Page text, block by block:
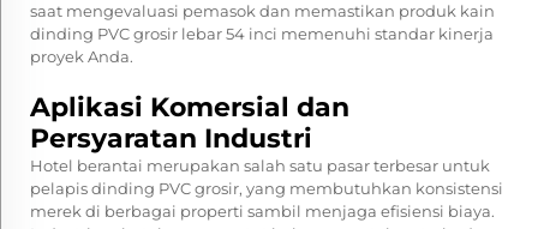
saat mengevaluasi pemasok dan memastikan produk kain
dinding PVC grosir lebar 54 inci memenuhi standar kinerja
proyek Anda.
Aplikasi Komersial dan
Persyaratan Industri
Hotel berantai merupakan salah satu pasar terbesar untuk
pelapis dinding PVC grosir, yang membutuhkan konsistensi
merek di berbagai properti sambil menjaga efisiensi biaya.